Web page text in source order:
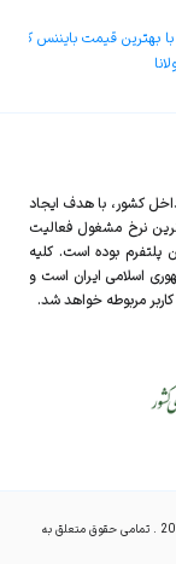
کشور، با هدف ایجاد
ترین نرخ مشغول فعالیت
بوده است. کلیه
اسلامی ایران است و
مربوطه خواهد شد.
صرافی ایکس پی - پلتفرم معتبر و سریع ارز های دیجیتال © 2025 - 2018 . تمامی حقوق متعلق به